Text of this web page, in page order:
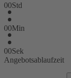
00Std
00Min
00Sek
Angebotsablaufzeit